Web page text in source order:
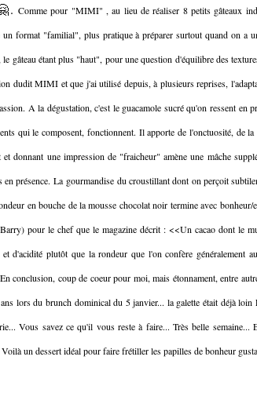
Comme pour "MIMI" , au lieu de réaliser 8 petits gâteaux
un format "familial", plus pratique à préparer surtout quand on a
le gâteau étant plus "haut", pour une question d'équilibre des
dudit MIMI et que j'ai utilisé depuis, à plusieurs reprises,
A la dégustation, c'est le guacamole sucré qu'on ressent en
qui le composent, fonctionnent. Il apporte de l'onctuosité, de
et donnant une impression de "fraicheur" amène une mâche
en présence. La gourmandise du croustillant dont on perçoit
en bouche de la mousse chocolat noir termine avec
pour le chef que le magazine décrit : <<Un cacao dont le
et d'acidité plutôt que la rondeur que l'on confère généralement
conclusion, coup de coeur pour moi, mais étonnament, entre
lors du brunch dominical du 5 janvier... la galette était déjà
Vous savez ce qu'il vous reste à faire... Très belle
un dessert idéal pour faire frétiller les papilles de bonheur